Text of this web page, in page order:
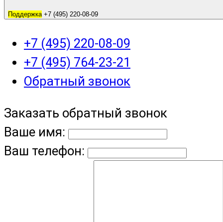
Поддержка +7 (495) 220-08-09
+7 (495) 220-08-09
+7 (495) 764-23-21
Обратный звонок
Заказать обратный звонок
Ваше имя:
Ваш телефон: